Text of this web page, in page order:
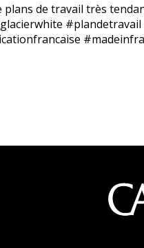
de travail très